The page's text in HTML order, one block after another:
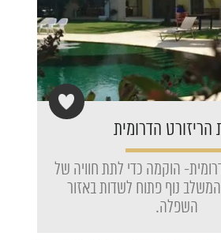
הריזורט הדרומית
הוקמה כדי לתת חוויה של
נוף פתוח לשדות באזור
השפלה.